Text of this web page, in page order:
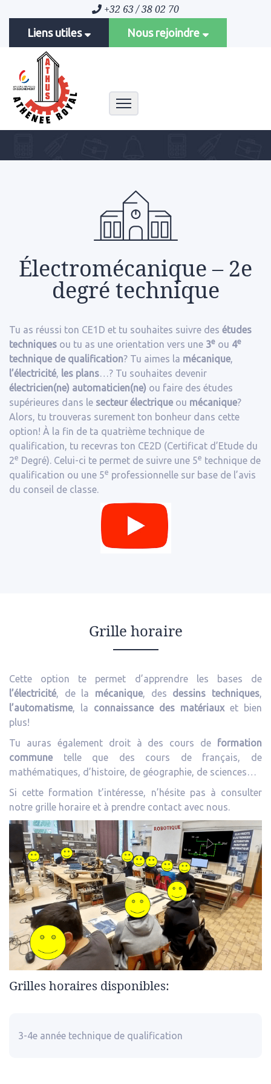
+32 63 / 38 02 70
Liens utiles Nous rejoindre
Toggle navigation
Électromécanique – 2e
degré technique
Tu as réussi ton CE1D et tu souhaites suivre des études
techniques ou tu as une orientation vers une 3e ou 4e
technique de qualification? Tu aimes la mécanique,
l’électricité, les plans…? Tu souhaites devenir
électricien(ne) automaticien(ne) ou faire des études
supérieures dans le secteur électrique ou mécanique?
Alors, tu trouveras surement ton bonheur dans cette
option! À la fin de ta quatrième technique de
qualification, tu recevras ton CE2D (Certificat d’Etude du
2e Degré). Celui-ci te permet de suivre une 5e technique de
qualification ou une 5e professionnelle sur base de l’avis
du conseil de classe.
Grille horaire
Cette option te permet d’apprendre les bases de
l’électricité, de la mécanique, des dessins techniques,
l’automatisme, la connaissance des matériauxet bien
plus!
Tu auras également droit à des cours de formation
commune telle que des cours de français, de
mathématiques, d’histoire, de géographie, de sciences…
Si cette formation t’intéresse, n’hésite pas à consulter
notre grille horaire et à prendre contact avec nous.
Grilles horaires disponibles:
3-4e année technique de qualification